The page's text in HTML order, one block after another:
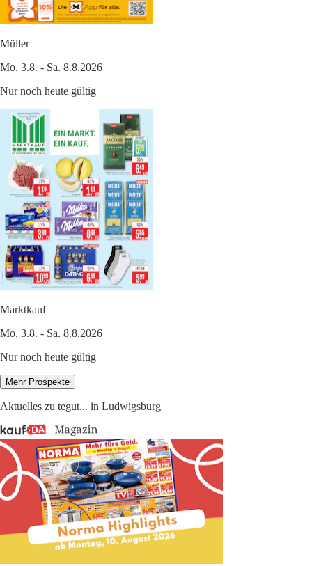
Müller
Mo. 3.8. - Sa. 8.8.2026
Nur noch heute gültig
Marktkauf
Mo. 3.8. - Sa. 8.8.2026
Nur noch heute gültig
Mehr Prospekte
Aktuelles zu tegut... in Ludwigsburg